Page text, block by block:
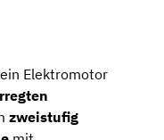
Elektromotor
zweistufig